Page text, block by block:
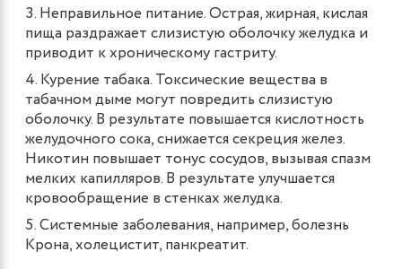
Неправильное питание. Острая, жирная, кислая
пища раздражает слизистую оболочку желудка и
приводит к хроническому гастриту.
Курение табака. Токсические вещества в
табачном дыме могут повредить слизистую
оболочку. В результате повышается кислотность
желудочного сока, снижается секреция желез.
Никотин повышает тонус сосудов, вызывая спазм
мелких капилляров. В результате улучшается
кровообращение в стенках желудка.
Системные заболевания, например, болезнь
Крона, холецистит, панкреатит.